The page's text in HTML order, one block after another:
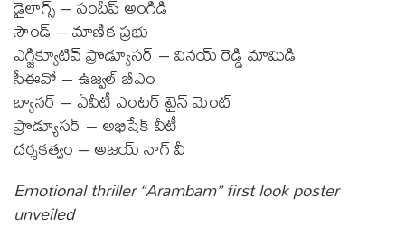
డైలాగ్స్ – సందీప్ అంగిడి
సౌండ్ – మాణిక ప్రభు
ఎగ్జిక్యూటివ్ ప్రొడ్యూసర్ – వినయ్ రెడ్డి మామిడి
సీఈవో – ఉజ్వల్ బీఎం
బ్యానర్ – ఏవీటీ ఎంటర్ టైన్ మెంట్
ప్రొడ్యూసర్ – అభిషేక్ వీటీ
దర్శకత్వం – అజయ్ నాగ్ వీ
Emotional thriller “Arambam” first look poster
unveiled